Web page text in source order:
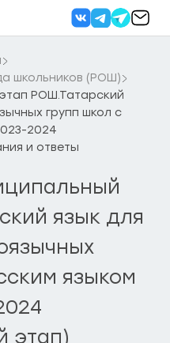
школьников (РОШ)
РОШ.Татарский
групп школ с
2024
и ответы
язык для
языком
этап)